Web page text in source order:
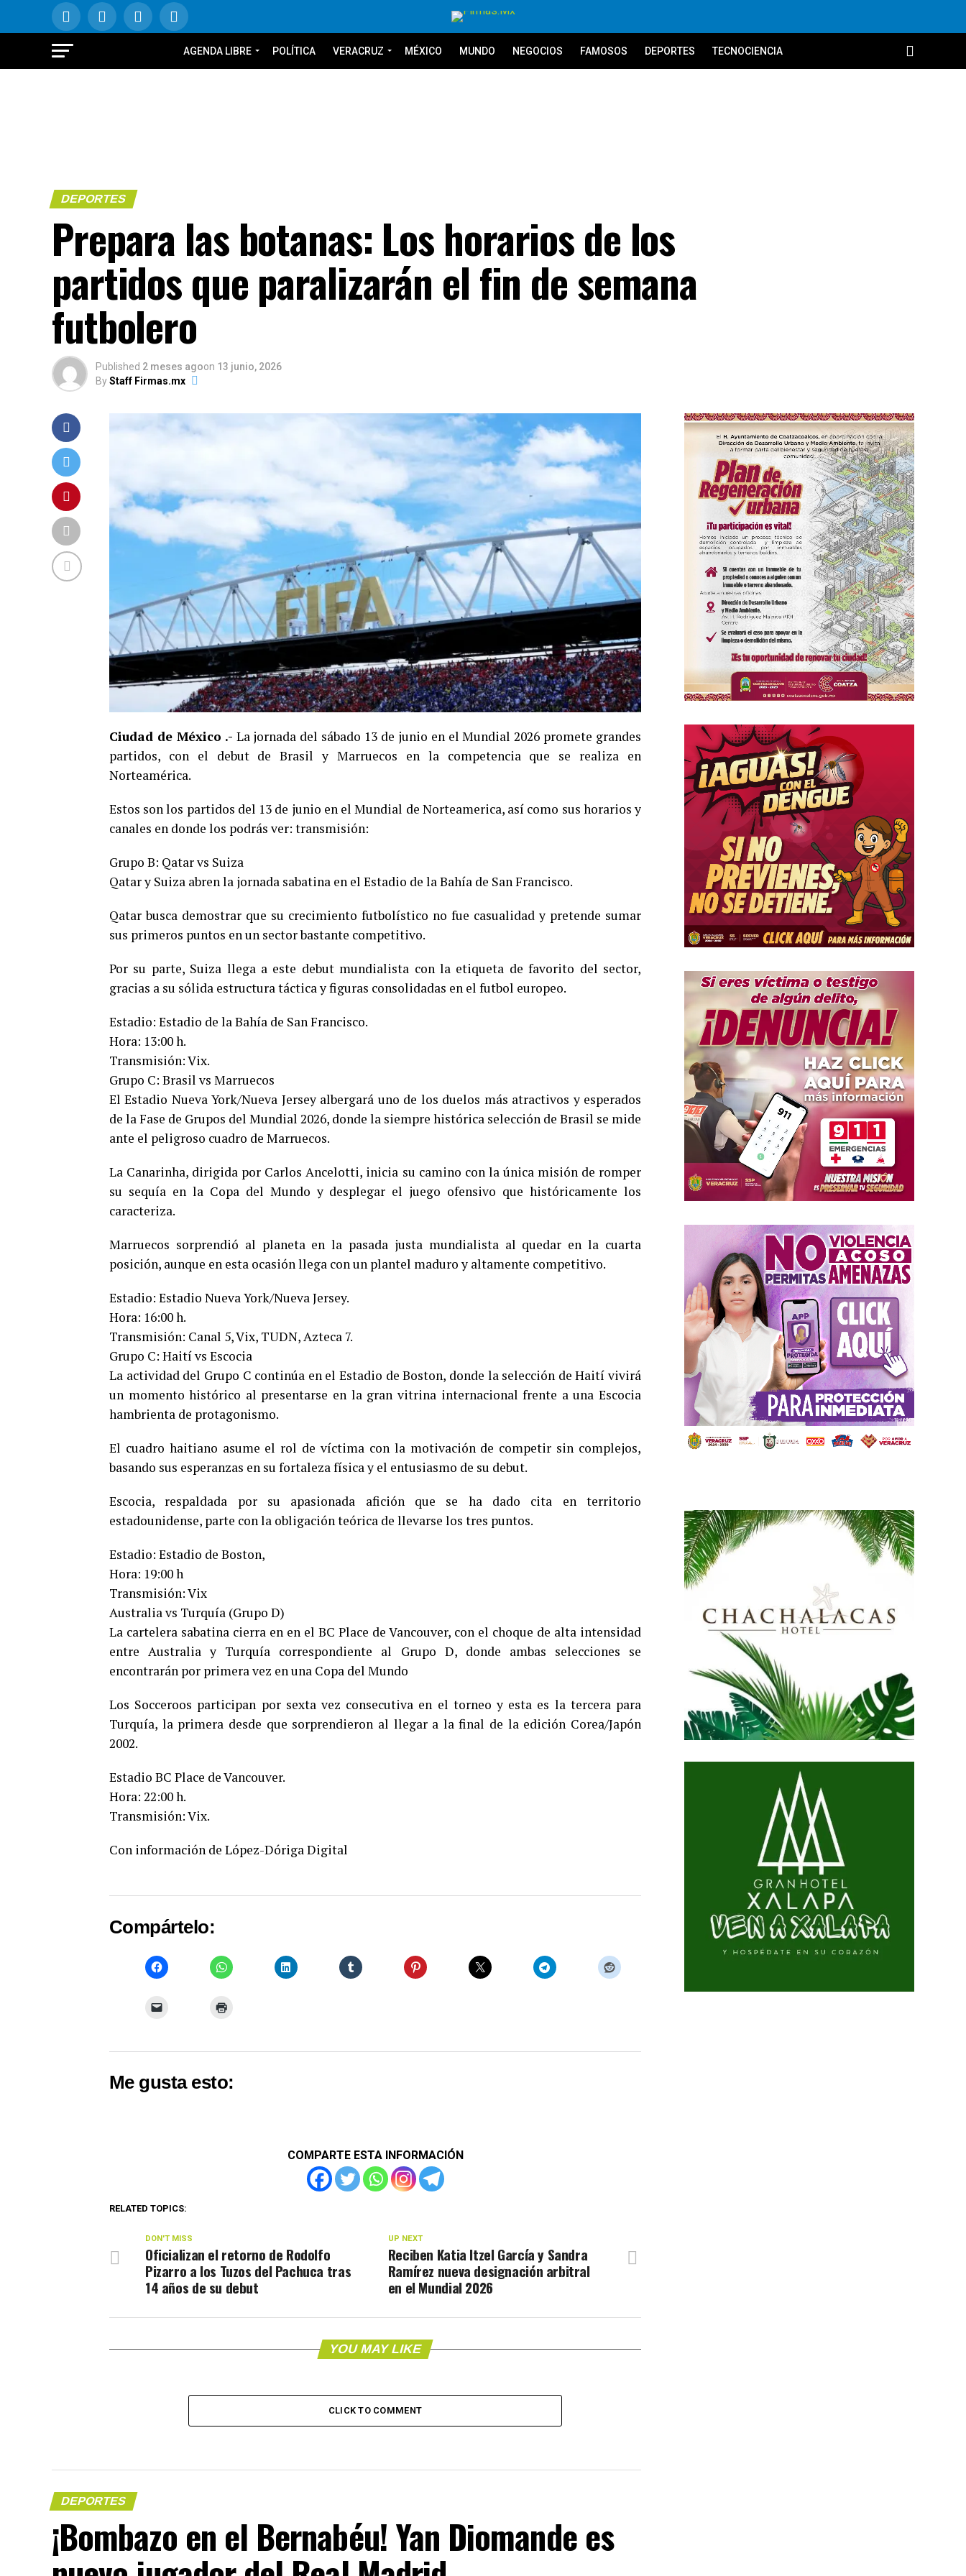
AGENDA LIBRE POLÍTICA VERACRUZ MÉXICO MUNDO NEGOCIOS FAMOSOS DEPORTES TECNOCIENCIA
DEPORTES
Prepara las botanas: Los horarios de los
partidos que paralizarán el fin de semana
futbolero
Published 2 meses agoon 13 junio, 2026
ByStaff Firmas.mx
Ciudad de México .- La jornada del sábado 13 de junio en el Mundial 2026 promete grandes
partidos, con el debut de Brasil y Marruecos en la competencia que se realiza en
Norteamérica.
Estos son los partidos del 13 de junio en el Mundial de Norteamerica, así como sus horarios y
canales en donde los podrás ver: transmisión:
Grupo B: Qatar vs Suiza
Qatar y Suiza abren la jornada sabatina en el Estadio de la Bahía de San Francisco.
Qatar busca demostrar que su crecimiento futbolístico no fue casualidad y pretende sumar
sus primeros puntos en un sector bastante competitivo.
Por su parte, Suiza llega a este debut mundialista con la etiqueta de favorito del sector,
gracias a su sólida estructura táctica y figuras consolidadas en el futbol europeo.
Estadio: Estadio de la Bahía de San Francisco.
Hora: 13:00 h.
Transmisión: Vix.
Grupo C: Brasil vs Marruecos
El Estadio Nueva York/Nueva Jersey albergará uno de los duelos más atractivos y esperados
de la Fase de Grupos del Mundial 2026, donde la siempre histórica selección de Brasil se mide
ante el peligroso cuadro de Marruecos.
La Canarinha, dirigida por Carlos Ancelotti, inicia su camino con la única misión de romper
su sequía en la Copa del Mundo y desplegar el juego ofensivo que históricamente los
caracteriza.
Marruecos sorprendió al planeta en la pasada justa mundialista al quedar en la cuarta
posición, aunque en esta ocasión llega con un plantel maduro y altamente competitivo.
Estadio: Estadio Nueva York/Nueva Jersey.
Hora: 16:00 h.
Transmisión: Canal 5, Vix, TUDN, Azteca 7.
Grupo C: Haití vs Escocia
La actividad del Grupo C continúa en el Estadio de Boston, donde la selección de Haití vivirá
un momento histórico al presentarse en la gran vitrina internacional frente a una Escocia
hambrienta de protagonismo.
El cuadro haitiano asume el rol de víctima con la motivación de competir sin complejos,
basando sus esperanzas en su fortaleza física y el entusiasmo de su debut.
Escocia, respaldada por su apasionada afición que se ha dado cita en territorio
estadounidense, parte con la obligación teórica de llevarse los tres puntos.
Estadio: Estadio de Boston,
Hora: 19:00 h
Transmisión: Vix
Australia vs Turquía (Grupo D)
La cartelera sabatina cierra en en el BC Place de Vancouver, con el choque de alta intensidad
entre Australia y Turquía correspondiente al Grupo D, donde ambas selecciones se
encontrarán por primera vez en una Copa del Mundo
Los Socceroos participan por sexta vez consecutiva en el torneo y esta es la tercera para
Turquía, la primera desde que sorprendieron al llegar a la final de la edición Corea/Japón
2002.
Estadio BC Place de Vancouver.
Hora: 22:00 h.
Transmisión: Vix.
Con información de López-Dóriga Digital
Compártelo:
Me gusta esto:
COMPARTE ESTA INFORMACIÓN
RELATED TOPICS:
UP NEXT
Reciben Katia Itzel García y Sandra
Ramírez nueva designación arbitral
en el Mundial 2026
DON'T MISS
Oficializan el retorno de Rodolfo
Pizarro a los Tuzos del Pachuca tras
14 años de su debut
YOU MAY LIKE
CLICK TO COMMENT
DEPORTES
​¡Bombazo en el Bernabéu! Yan Diomande es